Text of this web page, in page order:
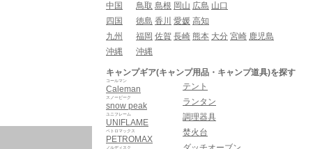
中国
鳥取 島根 岡山 広島 山口
四国
徳島 香川 愛媛 高知
九州
福岡 佐賀 長崎 熊本 大分 宮崎 鹿児島
沖縄
沖縄
キャンプギア(キャンプ用品・キャンプ道具)を探す
Caleman
コールマン
snow peak
スノーピーク
UNIFLAME
ユニフレーム
PETROMAX
ペトロマックス
ノルディスク
テント
ランタン
調理器具
焚火台